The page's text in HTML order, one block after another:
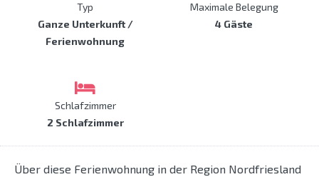
Typ
Ganze Unterkunft /
Ferienwohnung
Maximale Belegung
4 Gäste
Schlafzimmer
2 Schlafzimmer
Über diese Ferienwohnung in der Region Nordfriesland